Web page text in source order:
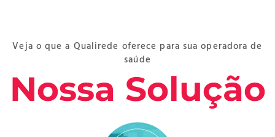
Veja o que a Qualirede oferece para sua operadora de
saúde
Nossa Solução